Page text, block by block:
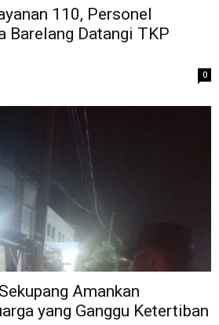
110, Personel
Barelang Datangi TKP
0
Amankan
yang Ganggu Ketertiban